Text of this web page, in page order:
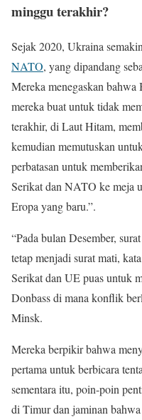
minggu terakhir?
Sejak 2020, Ukraina
NATO, yang dipandang
Mereka menegaskan
mereka buat untuk tidak
terakhir, di Laut Hitam,
kemudian memutuskan
perbatasan untuk
Serikat dan NATO ke meja
Eropa yang baru.”.
“Pada bulan Desember,
tetap menjadi surat mati,
Serikat dan UE puas untuk
Donbass di mana konflik
Minsk.
Mereka berpikir bahwa
pertama untuk berbicara
sementara itu, poin-poin
di Timur dan jaminan